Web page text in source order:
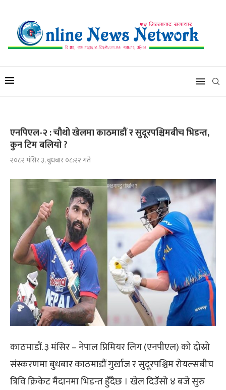
एनपिएल-२ : चौथो खेलमा काठमाडौं र सुदूरपश्चिमबीच भिडन्त,
कुन टिम बलियो ?
२०८२ मंसिर ३, बुधबार ०८:२२ गते
काठमाडौं. ३ मंसिर – नेपाल प्रिमियर लिग (एनपीएल) को दोस्रो
संस्करणमा बुधबार काठमाडौं गुर्खाज र सुदूरपश्चिम रोयल्सबीच
त्रिवि क्रिकेट मैदानमा भिडन्त हुँदैछ । खेल दिउँसो ४ बजे सुरु